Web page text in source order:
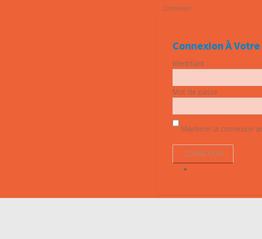
Connexion
Connexion À
Identifiant
Mot de passe
Maintenir la connexion